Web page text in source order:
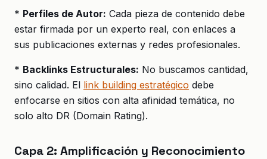
* Perfiles de Autor: Cada pieza de contenido debe
estar firmada por un experto real, con enlaces a
sus publicaciones externas y redes profesionales.
* Backlinks Estructurales: No buscamos cantidad,
sino calidad. El link building estratégico debe
enfocarse en sitios con alta afinidad temática, no
solo alto DR (Domain Rating).
Capa 2: Amplificación y Reconocimiento